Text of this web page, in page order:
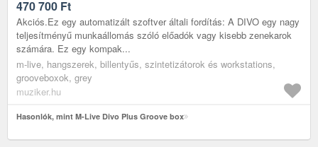
470 700 Ft
Akciós.Ez egy automatizált szoftver általi fordítás: A DIVO egy nagy
teljesítményű munkaállomás szóló előadók vagy kisebb zenekarok
számára. Ez egy kompak...
m-live, hangszerek, billentyűs, szintetizátorok és workstations,
grooveboxok, grey
muziker.hu
Hasonlók, mint M-Live Divo Plus Groove box